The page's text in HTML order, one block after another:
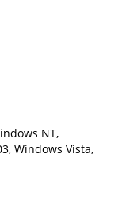
NT,
Windows Vista,